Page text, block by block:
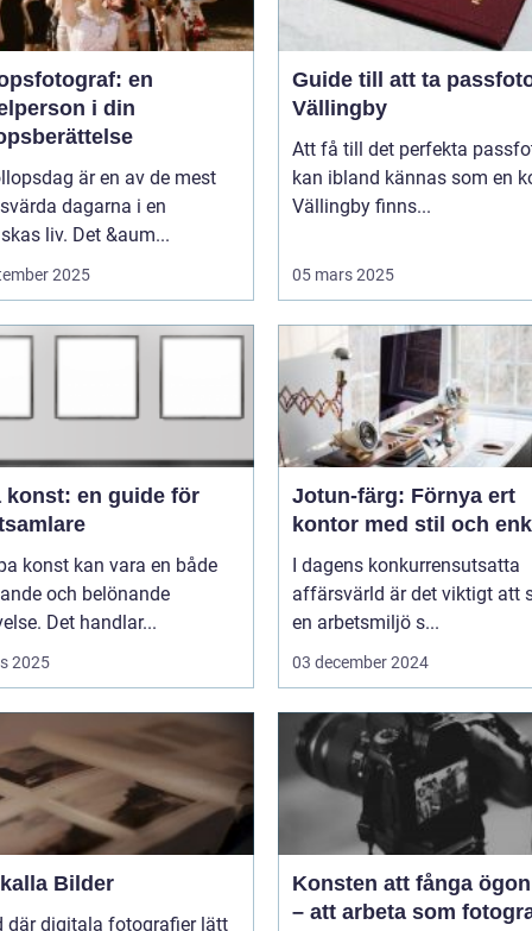
en
i din
är en av de mest
dagarna i en
liv. Det &aum...
2025
Guide till att ta
Vällingby
Att få till det perfekta
kan ibland kännas som en
Vällingby finns...
05 mars 2025
konst: en guide för
konst kan vara en både
och belönande
Det handlar...
2025
Jotun-färg: Förnya ert
kontor med stil och
I dagens konkurrensutsatta
affärsvärld är det viktigt att
en arbetsmiljö s...
03 december 2024
Bilder
där digitala fotografier lätt
Konsten att fånga
– att arbeta som